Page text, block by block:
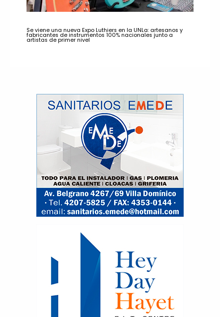
Se viene una nueva Expo Luthiers en la UNLa: artesanos y
fabricantes de instrumentos 100% nacionales junto a
artistas de primer nivel